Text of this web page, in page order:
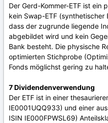
Der Gerd-Kommer-ETF ist ein
kein Swap-ETF (synthetischer
dass der zugrunde liegende
abgebildet wird und kein
Bank besteht. Die physische
optimierten Stichprobe
Fonds möglichst gering zu
7 Dividendenverwendung
Der ETF ist in einer
IE0001UQQ933) und einer
ISIN IE000FPWSL69)